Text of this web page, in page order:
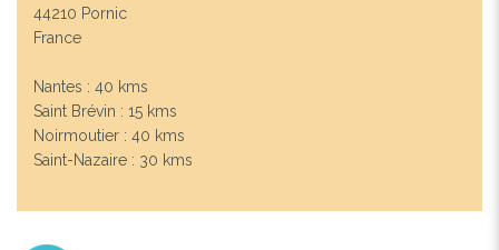
44210 Pornic
France
Nantes : 40 kms
Saint Brévin : 15 kms
Noirmoutier : 40 kms
Saint-Nazaire : 30 kms